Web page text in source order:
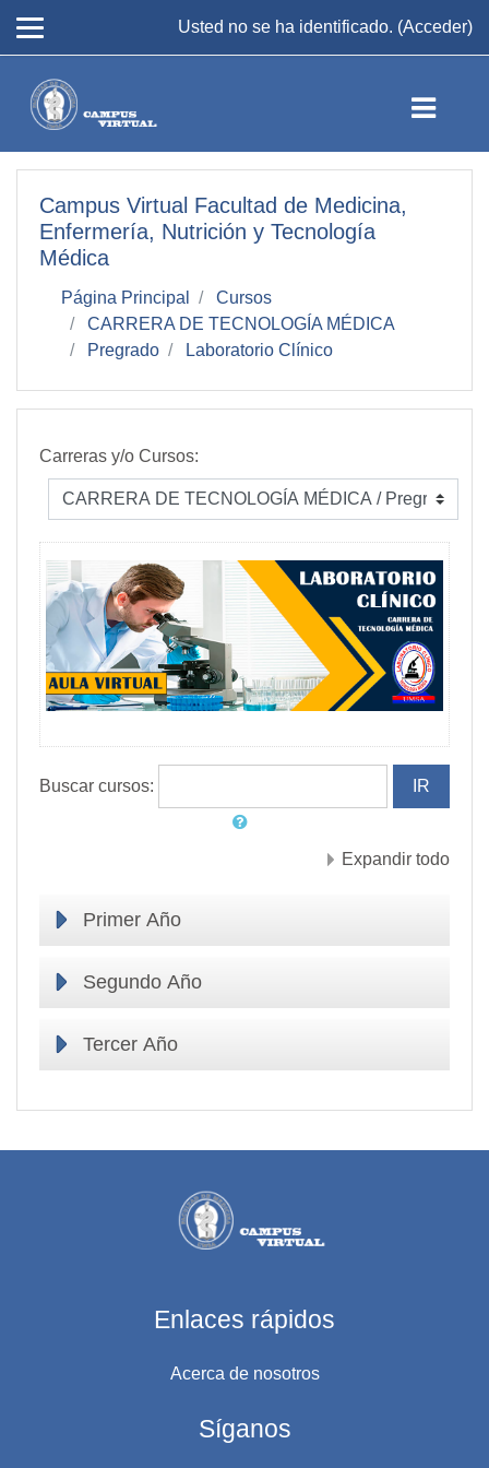
Usted no se ha identificado. (Acceder)
Campus Virtual Facultad de Medicina,
Enfermería, Nutrición y Tecnología
Médica
Página Principal
Cursos
CARRERA DE TECNOLOGÍA MÉDICA
Pregrado
Laboratorio Clínico
Carreras y/o Cursos:
Buscar cursos:
Expandir todo
Primer Año
Segundo Año
Tercer Año
Enlaces rápidos
Acerca de nosotros
Síganos